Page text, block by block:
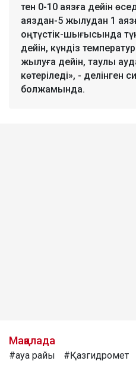
тен 0-10 аязға дейін
аяздан-5 жылудан 1
оңтүстік-шығысында
дейін, күндіз
жылуға дейін, таулы
көтеріледі», - делінген
болжамында.
Мақалада
#ауа райы #Қазгидромет